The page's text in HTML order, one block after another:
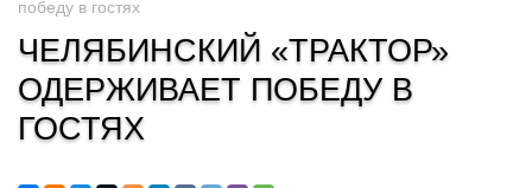
победу в гостях
ЧЕЛЯБИНСКИЙ «ТРАКТОР»
ОДЕРЖИВАЕТ ПОБЕДУ В
ГОСТЯХ